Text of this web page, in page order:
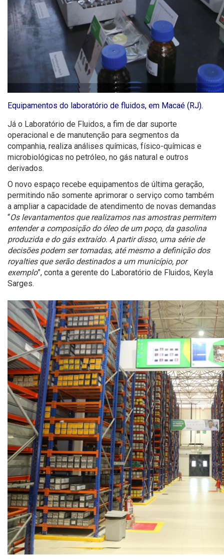
Equipamentos do laboratório de fluidos, em Macaé (RJ).
Já o Laboratório de Fluidos, a fim de dar suporte
operacional e de manutenção para segmentos da
companhia, realiza análises químicas, físico-químicas e
microbiológicas no petróleo, no gás natural e outros
derivados.
O novo espaço recebe equipamentos de última geração,
permitindo não somente aprimorar o serviço como também
a ampliar a capacidade de atendimento de novas demandas
“Os levantamentos que realizamos nas amostras permitem
entender a composição do óleo de um poço, da gasolina
produzida e do gás extraído. A partir disso, uma série de
decisões podem ser tomadas, até mesmo a definição dos
royalties que serão destinados a um município, por
exemplo”, conta a gerente do Laboratório de Fluidos, Keyla
Sarges.